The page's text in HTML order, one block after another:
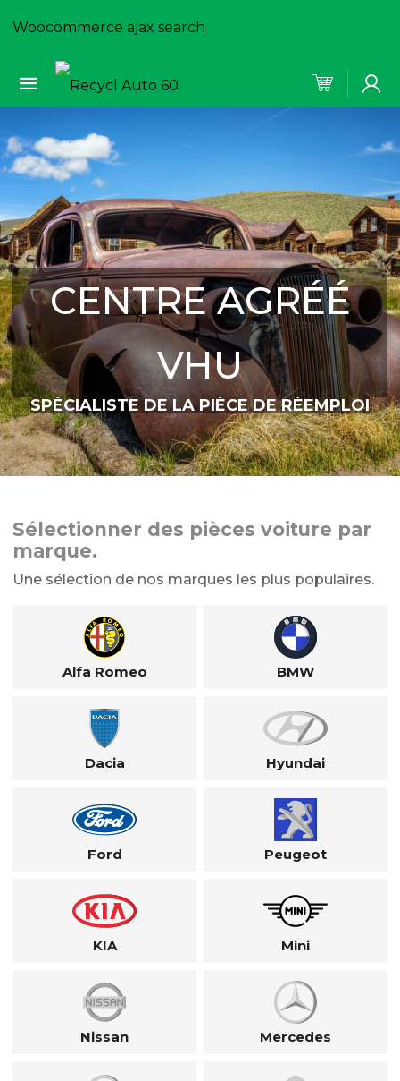
Woocommerce ajax search
CENTRE AGRÉÉ
VHU
SPÉCIALISTE DE LA PIÈCE DE RÉEMPLOI
Sélectionner des pièces voiture par
marque.
Une sélection de nos marques les plus populaires.
Alfa Romeo BMW
Dacia Hyundai
Ford Peugeot
KIA Mini
Nissan Mercedes